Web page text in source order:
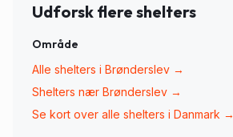
Udforsk flere shelters
Område
Alle shelters i Brønderslev →
Shelters nær Brønderslev →
Se kort over alle shelters i Danmark →